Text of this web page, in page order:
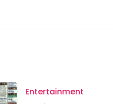
Entertainment